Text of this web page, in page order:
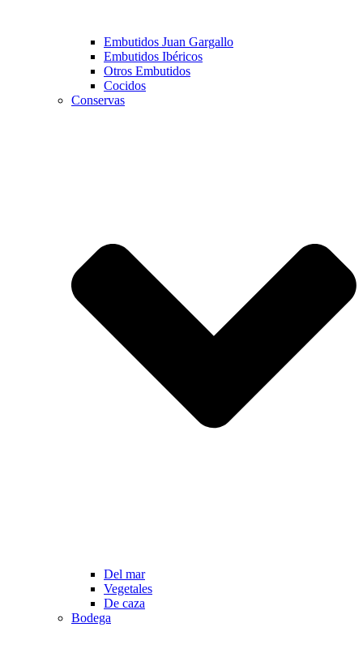
Embutidos Juan Gargallo
Embutidos Ibéricos
Otros Embutidos
Cocidos
Conservas
Del mar
Vegetales
De caza
Bodega